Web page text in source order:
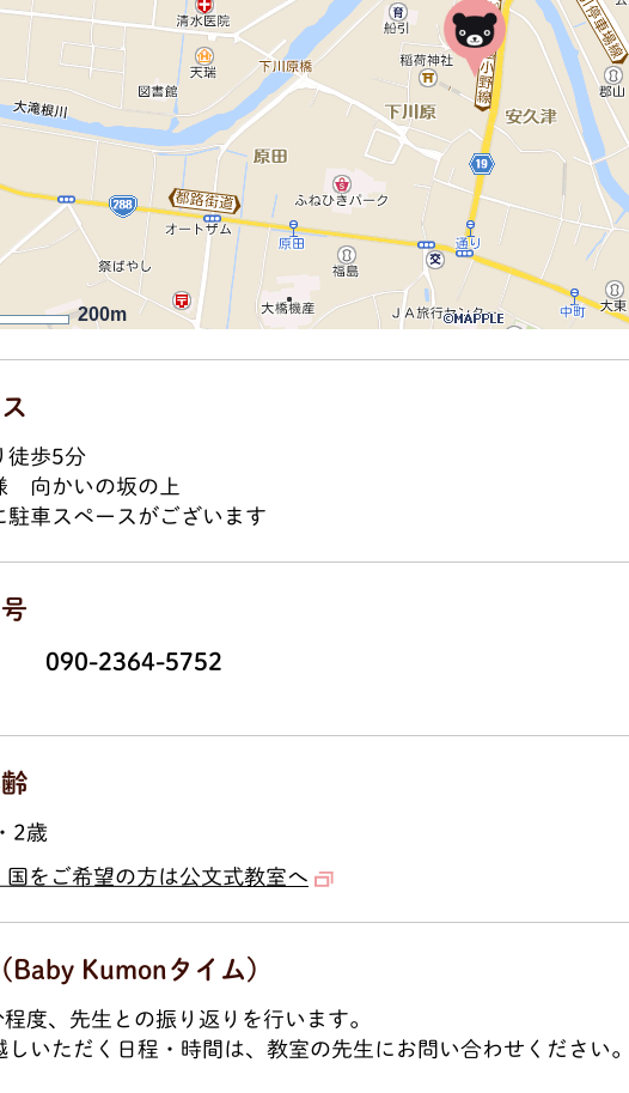
200m
徒歩5分
向かいの坂の上
車スペースがございます
090-2364-5752
2歳
国をご希望の方は公文式教室へ
Kumonタイム)
度、先生との振り返りを行います。
しいただく日程・時間は、教室の先生にお問い合わせください。